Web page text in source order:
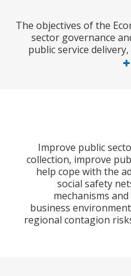
The objectives of the
sector governance
public service
1) Improve public
collection, improve
help cope with the
social safety
mechanisms
business
regional contagion